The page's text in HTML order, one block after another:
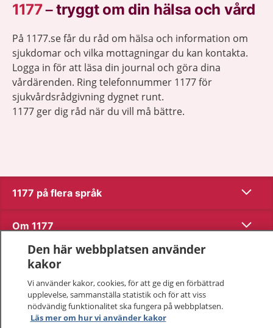
1177–tryggt om din hälsa och vård
På 1177.se får du råd om hälsa och information om
sjukdomar och vilka mottagningar du kan kontakta.
Logga in för att läsa din journal och göra dina
vårdärenden. Ring telefonnummer 1177 för
sjukvårdsrådgivning dygnet runt.
1177 ger dig råd när du vill må bättre.
1177 på flera språk Visa
Om 1177 Visa
Kontakt
Behandling av personuppgifter
Den här webbplatsen använder
kakor
Vi använder kakor, cookies, för att ge dig en förbättrad
upplevelse, sammanställa statistik och för att viss
nödvändig funktionalitet ska fungera på webbplatsen.
Läs mer om hur vi använder kakor